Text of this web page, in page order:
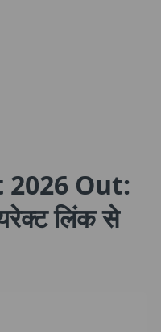
2026 Out:
लिंक से